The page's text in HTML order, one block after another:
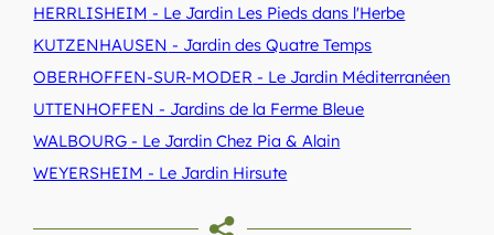
HERRLISHEIM - Le Jardin Les Pieds dans l'Herbe
KUTZENHAUSEN - Jardin des Quatre Temps
OBERHOFFEN-SUR-MODER - Le Jardin Méditerranéen
UTTENHOFFEN - Jardins de la Ferme Bleue
WALBOURG - Le Jardin Chez Pia & Alain
WEYERSHEIM - Le Jardin Hirsute